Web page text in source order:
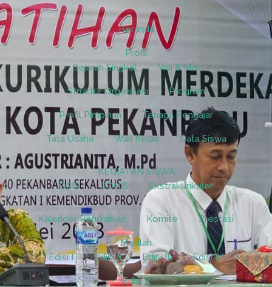
Beranda
Profil
Sejarah Singkat
Visi & Misi
Struktur Organisasi Program
Profil Pimpinan Tenaga Pengajar
Tata Usaha Wali Kelas Data Siswa
KEGIATAN SISWA
OSIS
ROHIS Ekstrakurikuler
Kalender Pendidikan Komite Prestasi
Majalah
Edisi I
Edisi II Edisi III Edisi IV
Edisi V